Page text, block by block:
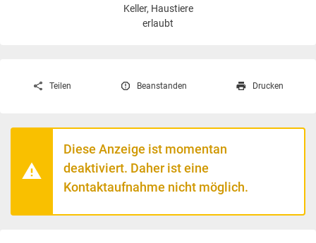
Keller, Haustiere
erlaubt
Teilen Beanstanden Drucken
Diese Anzeige ist momentan
deaktiviert. Daher ist eine
Kontaktaufnahme nicht möglich.